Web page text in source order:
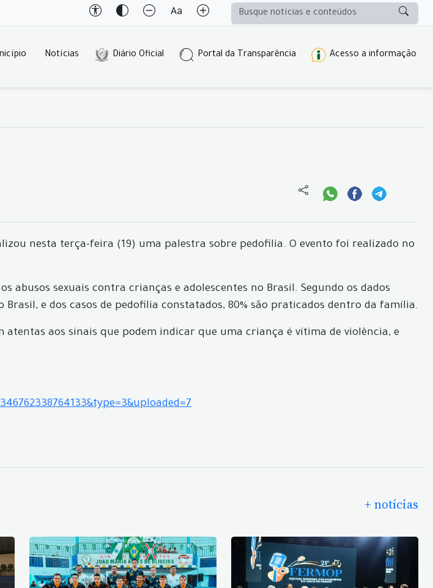
Notícias Diário Oficial Portal da Transparência Acesso a informação
nesta terça-feira (19) uma palestra sobre pedofilia. O evento foi realizado no
sexuais contra crianças e adolescentes no Brasil. Segundo os dados
e dos casos de pedofilia constatados, 80% são praticados dentro da família.
aos sinais que podem indicar que uma criança é vítima de violência, e
+ notícias